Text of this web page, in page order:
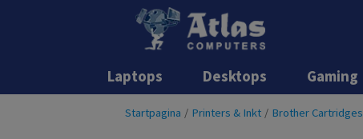
Laptops Desktops Gaming
Startpagina / Printers & Inkt / Brother Cartridges